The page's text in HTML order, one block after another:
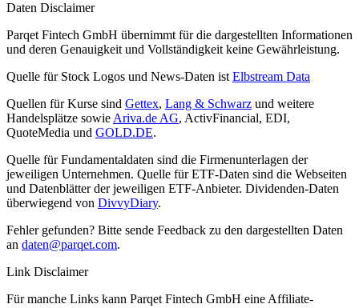
Daten Disclaimer
Parqet Fintech GmbH übernimmt für die dargestellten Informationen
und deren Genauigkeit und Vollständigkeit keine Gewährleistung.
Quelle für Stock Logos und News-Daten ist Elbstream Data
Quellen für Kurse sind Gettex, Lang & Schwarz und weitere
Handelsplätze sowie Ariva.de AG, ActivFinancial, EDI,
QuoteMedia und GOLD.DE.
Quelle für Fundamentaldaten sind die Firmenunterlagen der
jeweiligen Unternehmen. Quelle für ETF-Daten sind die Webseiten
und Datenblätter der jeweiligen ETF-Anbieter. Dividenden-Daten
überwiegend von DivvyDiary.
Fehler gefunden? Bitte sende Feedback zu den dargestellten Daten
an daten@parqet.com.
Link Disclaimer
Für manche Links kann Parqet Fintech GmbH eine Affiliate-